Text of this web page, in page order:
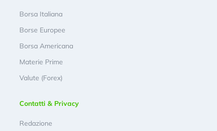
Borsa Italiana
Borse Europee
Borsa Americana
Materie Prime
Valute (Forex)
Contatti & Privacy
Redazione